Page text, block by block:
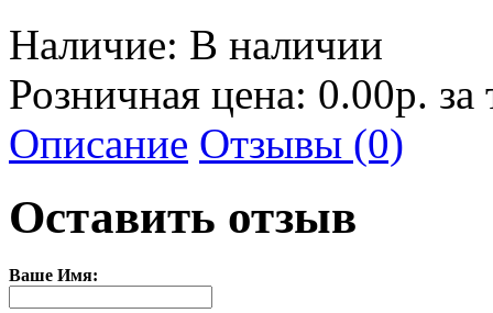
Наличие: В наличии
Розничная цена: 0.00р.
Описание Отзывы (0)
Оставить отзыв
Ваше Имя: